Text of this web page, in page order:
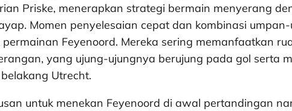
Priske, menerapkan strategi bermain menyerang
Momen penyelesaian cepat dan kombinasi
Feyenoord. Mereka sering memanfaatkan
yang ujung-ujungnya berujung pada gol serta
Utrecht.
untuk menekan Feyenoord di awal pertandingan